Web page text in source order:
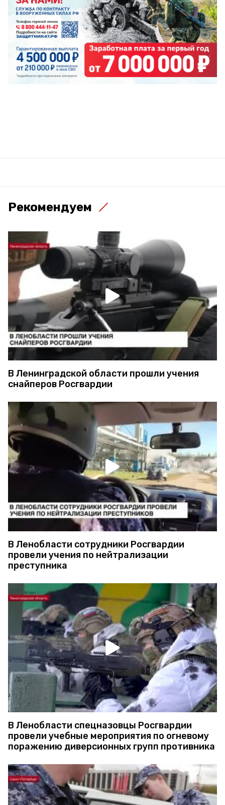
Рекомендуем
В Ленинградской области прошли учения
снайперов Росгвардии
В Ленобласти сотрудники Росгвардии
провели учения по нейтрализации
преступника
В Ленобласти спецназовцы Росгвардии
провели учебные мероприятия по огневому
поражению диверсионных групп противника